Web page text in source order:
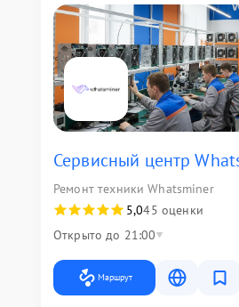
Сервисный центр
Ремонт техники Whatsminer
5,045 оценки
Открыто до 21:00
Маршрут